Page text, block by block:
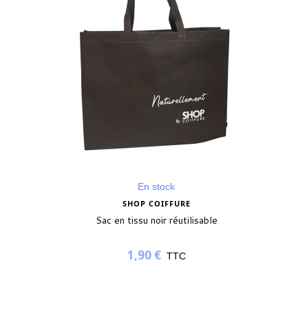
En stock
SHOP COIFFURE
Sac en tissu noir réutilisable
1,90 € TTC